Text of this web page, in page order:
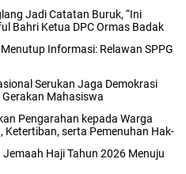
Jadi Catatan Buruk, “Ini
Bahri Ketua DPC Ormas Badak
Informasi: Relawan SPPG
Serukan Jaga Demokrasi
Mahasiswa
Pengarahan kepada Warga
Ketertiban, serta Pemenuhan Hak-
Haji Tahun 2026 Menuju